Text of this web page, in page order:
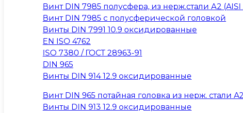
Винт DIN 7985 полусфера, из нерж.стали А2 (AISI
Винт DIN 7985 с полусферической головкой
Винты DIN 7991 10.9 оксидированные
EN ISO 4762
ISO 7380 / ГОСТ 28963-91
DIN 965
Винты DIN 914 12.9 оксидированные
Винт DIN 965 потайная головка из нерж. стали
Винты DIN 913 12.9 оксидированные